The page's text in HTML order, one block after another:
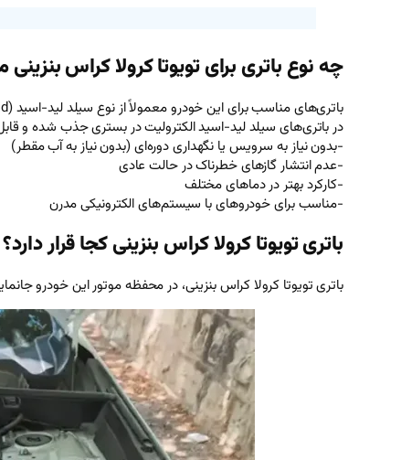
چه نوع باتری برای تویوتا کرولا کراس
باتری‌های مناسب برای این خودرو معمولاً از نوع سیلد لید-اسید (Sealed Lead-Acid) یا همان Maintenance-Free هستند.
در باتری‌های سیلد لید-اسید الکترولیت در بستری جذب شده و
-بدون نیاز به سرویس یا نگهداری دوره‌ای (بدون نیاز به آب مقطر)
-عدم انتشار گازهای خطرناک در حالت عادی
-کارکرد بهتر در دماهای مختلف
-مناسب برای خودروهای با سیستم‌های الکترونیکی مدرن
باتری تویوتا کرولا کراس بنزینی کجا قرار دارد؟
باتری تویوتا کرولا کراس بنزینی، در محفظه موتور این خودرو